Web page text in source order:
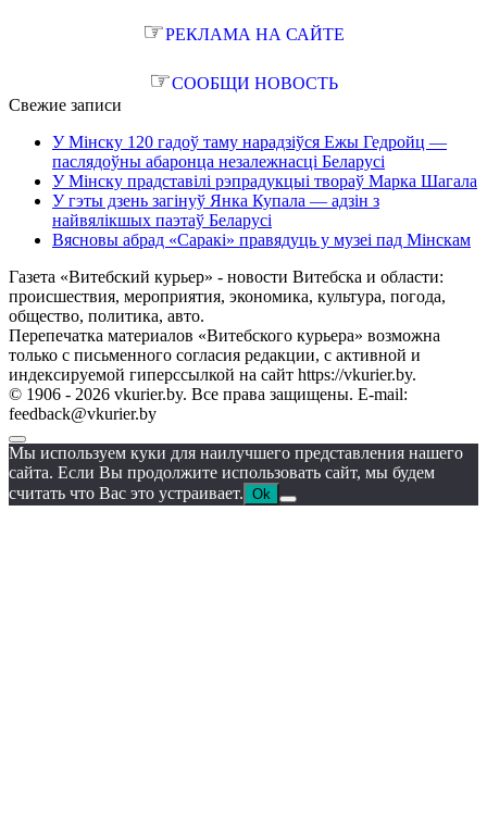
☞РЕКЛАМА НА САЙТЕ
☞СООБЩИ НОВОСТЬ
Свежие записи
У Мінску 120 гадоў таму нарадзіўся Ежы Гедройц —
паслядоўны абаронца незалежнасці Беларусі
У Мінску прадставілі рэпрадукцыі твораў Марка Шагала
У гэты дзень загінуў Янка Купала — адзін з
найвялікшых паэтаў Беларусі
Вясновы абрад «Саракі» правядуць у музеі пад Мінскам
Газета «Витебский курьер» - новости Витебска и области:
происшествия, мероприятия, экономика, культура, погода,
общество, политика, авто.
Перепечатка материалов «Витебского курьера» возможна
только с письменного согласия редакции, с активной и
индексируемой гиперссылкой на сайт https://vkurier.by.
© 1906 - 2026 vkurier.by. Все права защищены. E-mail:
feedback@vkurier.by
Мы используем куки для наилучшего представления нашего
сайта. Если Вы продолжите использовать сайт, мы будем
считать что Вас это устраивает. Ok